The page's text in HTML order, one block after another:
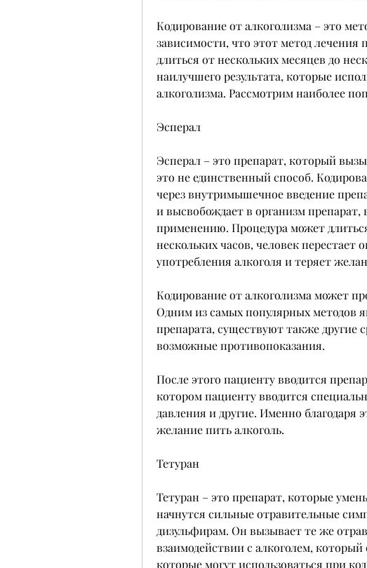
Кодирование от алкоголизма – это
зависимости, что этот метод лечения
длиться от нескольких месяцев до
наилучшего результата, которые
алкоголизма. Рассмотрим наиболее
Эсперал
Эсперал – это препарат, который
это не единственный способ.
через внутримышечное введение
и высвобождает в организм
применению. Процедура может
нескольких часов, человек перестает
употребления алкоголя и теряет
Кодирование от алкоголизма может
Одним из самых популярных методов
препарата, существуют также другие
возможные противопоказания.
После этого пациенту вводится
котором пациенту вводится
давления и другие. Именно
желание пить алкоголь.
Тетуран
Тетуран – это препарат, которые
начнутся сильные отравительные
дизульфирам. Он вызывает те же
взаимодействии с алкоголем,
которые могут использоваться при